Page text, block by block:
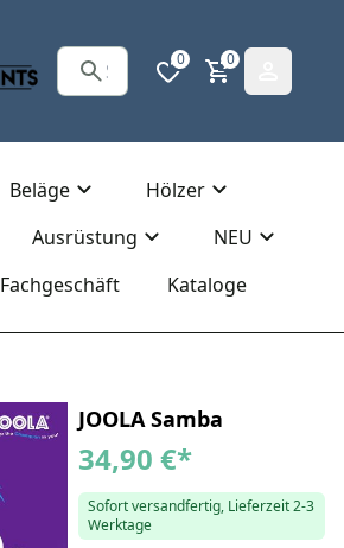
0 0
Beläge
Hölzer
Ausrüstung
NEU
Fachgeschäft Kataloge
JOOLA Samba
34,90 €*
Sofort versandfertig, Lieferzeit 2-3
Werktage